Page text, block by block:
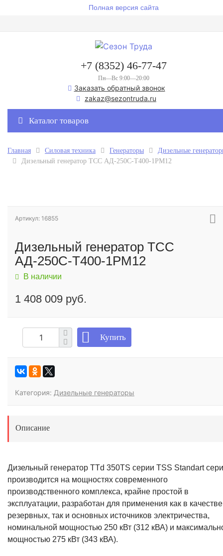
Полная версия сайта
+7 (8352) 46-77-47
Пн—Вс 9:00—20:00
Заказать обратный звонок
zakaz@sezontruda.ru
Каталог товаров
Главная Силовая техника Генераторы
Дизельные
Дизельный генератор ТСС АД-250С-Т400-1РМ12
Артикул: 16855
Дизельный генератор ТСС
АД-250С-Т400-1РМ12
В наличии
1 408 009 руб.
Купить
Категория: Дизельные генераторы
Описание
Дизельный генератор TTd 350TS серии TSS Standart
производится на мощностях современного
производственного комплекса, крайне простой в
эксплуатации, разработан для применения как в качестве
резервных, так и основных источников электричества,
номинальной мощностью 250 кВт (312 кВА) и
мощностью 275 кВт (343 кВА).